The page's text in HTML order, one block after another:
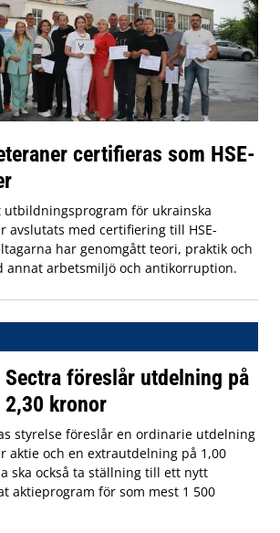
certifieras som HSE-
utbildningsprogram för ukrainska
avslutats med certifiering till HSE-
har genomgått teori, praktik och
annat arbetsmiljö och antikorruption.
Sectra föreslår utdelning på
2,30 kronor
styrelse föreslår en ordinarie utdelning
aktie och en extrautdelning på 1,00
ska också ta ställning till ett nytt
aktieprogram för som mest 1 500